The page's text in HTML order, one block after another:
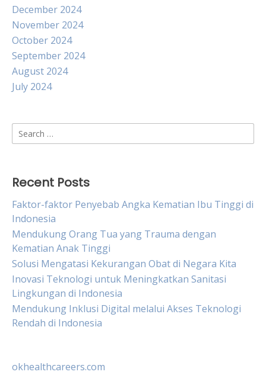
December 2024
November 2024
October 2024
September 2024
August 2024
July 2024
Search
for:
Recent Posts
Faktor-faktor Penyebab Angka Kematian Ibu Tinggi di
Indonesia
Mendukung Orang Tua yang Trauma dengan
Kematian Anak Tinggi
Solusi Mengatasi Kekurangan Obat di Negara Kita
Inovasi Teknologi untuk Meningkatkan Sanitasi
Lingkungan di Indonesia
Mendukung Inklusi Digital melalui Akses Teknologi
Rendah di Indonesia
okhealthcareers.com